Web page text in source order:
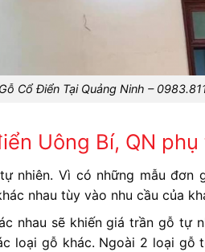
Cổ Điển Tại Quảng Ninh –
Uông Bí, QN
nhiên. Vì có những mẫu đơn
nhau tùy vào nhu cầu của
nhau sẽ khiến giá trần gỗ tự
loại gỗ khác. Ngoài 2 loại gỗ